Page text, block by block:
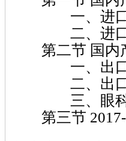
一、进口
二、进口量
第二节 国内
一、出口
二、出口数
三、眼科光
第三节 2017-